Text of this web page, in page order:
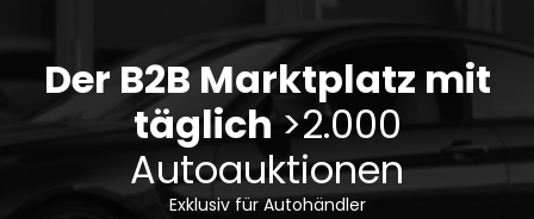
Der B2B Marktplatz mit
täglich >2.000
Autoauktionen
Exklusiv für Autohändler